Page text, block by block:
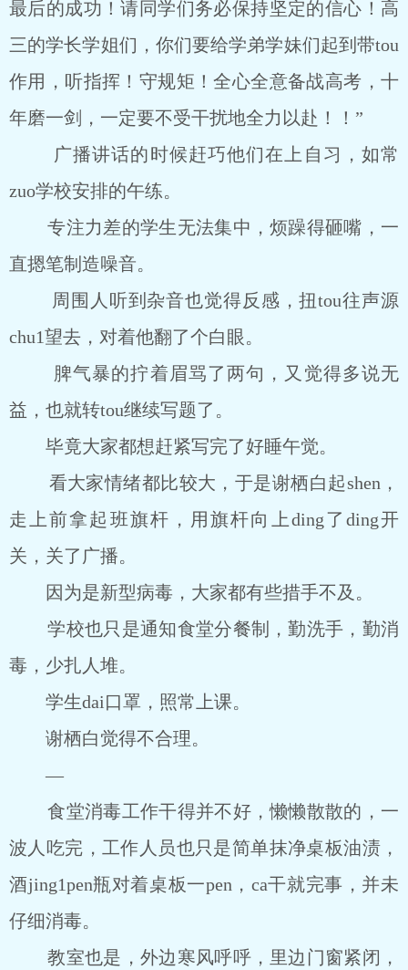
最后的成功！请同学们务必保持坚定的信心！高
三的学长学姐们，你们要给学弟学妹们起到带tou
作用，听指挥！守规矩！全心全意备战高考，十
年磨一剑，一定要不受干扰地全力以赴！！”
广播讲话的时候赶巧他们在上自习，如常
zuo学校安排的午练。
专注力差的学生无法集中，烦躁得砸嘴，一
直摁笔制造噪音。
周围人听到杂音也觉得反感，扭tou往声源
chu1望去，对着他翻了个白眼。
脾气暴的拧着眉骂了两句，又觉得多说无
益，也就转tou继续写题了。
毕竟大家都想赶紧写完了好睡午觉。
看大家情绪都比较大，于是谢栖白起shen，
走上前拿起班旗杆，用旗杆向上ding了ding开
关，关了广播。
因为是新型病毒，大家都有些措手不及。
学校也只是通知食堂分餐制，勤洗手，勤消
毒，少扎人堆。
学生dai口罩，照常上课。
谢栖白觉得不合理。
―
食堂消毒工作干得并不好，懒懒散散的，一
波人吃完，工作人员也只是简单抹净桌板油渍，
酒jing1pen瓶对着桌板一pen，ca干就完事，并未
仔细消毒。
教室也是，外边寒风呼呼，里边门窗紧闭，